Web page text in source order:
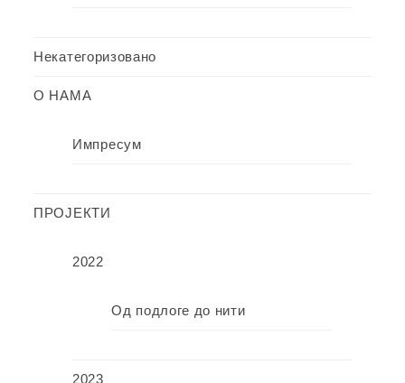
Некатегоризовано
О НАМА
Импресум
ПРОЈЕКТИ
2022
Од подлоге до нити
2023